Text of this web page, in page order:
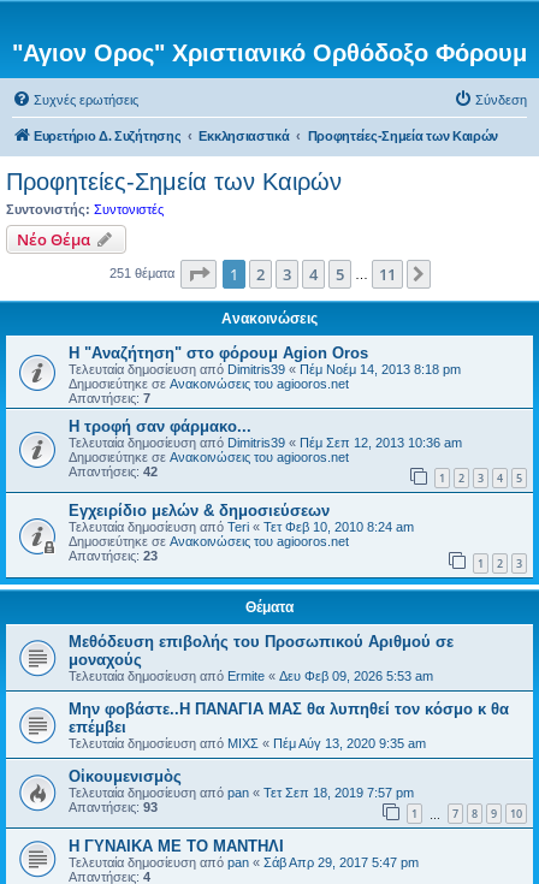
"Αγιον Ορος" Χριστιανικό Ορθόδοξο Φόρουμ
Συχνές ερωτήσεις Σύνδεση
Ευρετήριο Δ. Συζήτησης Εκκλησιαστικά Προφητείες-Σημεία των Καιρών
Προφητείες-Σημεία των Καιρών
Συντονιστής: Συντονιστές
Νέο Θέμα
251 θέματα Σελίδα από11
1 2 3 4 5 11
Ανακοινώσεις
Η "Αναζήτηση" στο φόρουμ Agion Oros
Τελευταία δημοσίευση από Dimitris39 « Πέμ Νοέμ 14, 2013 8:18 pm
Δημοσιεύτηκε σε Ανακοινώσεις του agiooros.net
Απαντήσεις: 7
H τροφή σαν φάρμακο...
Τελευταία δημοσίευση από Dimitris39 « Πέμ Σεπ 12, 2013 10:36 am
Δημοσιεύτηκε σε Ανακοινώσεις του agiooros.net
Απαντήσεις: 42 1 2 3 4 5
Εγχειρίδιο μελών & δημοσιεύσεων
Τελευταία δημοσίευση από Teri « Τετ Φεβ 10, 2010 8:24 am
Δημοσιεύτηκε σε Ανακοινώσεις του agiooros.net
Απαντήσεις: 23 1 2 3
Θέματα
Μεθόδευση επιβολής του Προσωπικού Αριθμού σε
μοναχούς
Τελευταία δημοσίευση από Ermite « Δευ Φεβ 09, 2026 5:53 am
Μην φοβάστε..Η ΠΑΝΑΓΙΑ ΜΑΣ θα λυπηθεί τον κόσμο κ θα
επέμβει
Τελευταία δημοσίευση από ΜΙΧΣ « Πέμ Αύγ 13, 2020 9:35 am
Οἰκουμενισμὸς
Τελευταία δημοσίευση από pan « Τετ Σεπ 18, 2019 7:57 pm
Απαντήσεις: 93 1 7 8 9 10
Η ΓΥΝΑΙΚΑ ΜΕ ΤΟ ΜΑΝΤΗΛΙ
Τελευταία δημοσίευση από pan « Σάβ Απρ 29, 2017 5:47 pm
Απαντήσεις: 4